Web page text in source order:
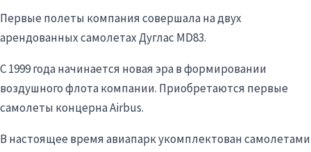
Первые полеты компания совершала на двух
арендованных самолетах Дуглас MD83.
С 1999 года начинается новая эра в формировании
воздушного флота компании. Приобретаются первые
самолеты концерна Airbus.
В настоящее время авиапарк укомплектован самолетами